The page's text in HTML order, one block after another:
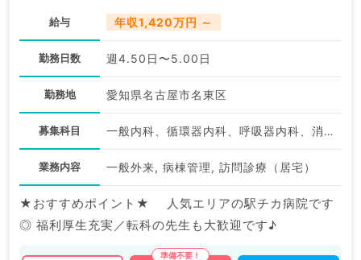
給与 年収1,420万円 ～
勤務日数 週4.50日〜5.00日
勤務地 愛知県名古屋市名東区
募集科目 一般内科、循環器内科、呼吸器内科、消化器内科、内分泌・代謝内科
業務内容 一般外来, 病棟管理, 訪問診療（居宅）
★おすすめポイント★ 人気エリアの駅チカ病院です
◎ 福利厚生充実／転科の先生も大歓迎です♪